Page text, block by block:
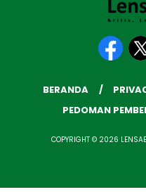
BERANDA
PEDOMAN
COPYRIGHT © 2026